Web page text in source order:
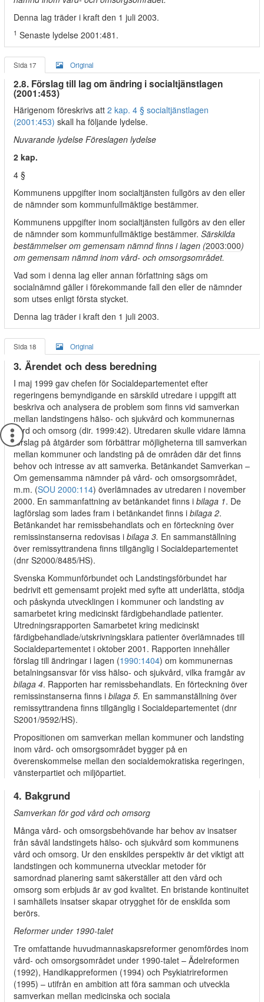
Denna lag träder i kraft den 1 juli 2003.
1 Senaste lydelse 2001:481.
Sida 17 Original
2.8. Förslag till lag om ändring i socialtjänstlagen
(2001:453)
Härigenom föreskrivs att 2 kap. 4 § socialtjänstlagen
(2001:453) skall ha följande lydelse.
Nuvarande lydelse Föreslagen lydelse
2 kap.
4 §
Kommunens uppgifter inom socialtjänsten fullgörs av den eller
de nämnder som kommunfullmäktige bestämmer.
Kommunens uppgifter inom socialtjänsten fullgörs av den eller
de nämnder som kommunfullmäktige bestämmer. Särskilda
bestämmelser om gemensam nämnd finns i lagen (2003:000)
om gemensam nämnd inom vård- och omsorgsområdet.
Vad som i denna lag eller annan författning sägs om
socialnämnd gäller i förekommande fall den eller de nämnder
som utses enligt första stycket.
Denna lag träder i kraft den 1 juli 2003.
Sida 18 Original
3. Ärendet och dess beredning
I maj 1999 gav chefen för Socialdepartementet efter
regeringens bemyndigande en särskild utredare i uppgift att
beskriva och analysera de problem som finns vid samverkan
mellan landstingens hälso- och sjukvård och kommunernas
vård och omsorg (dir. 1999:42). Utredaren skulle vidare lämna
förslag på åtgärder som förbättrar möjligheterna till samverkan
mellan kommuner och landsting på de områden där det finns
behov och intresse av att samverka. Betänkandet Samverkan –
Om gemensamma nämnder på vård- och omsorgsområdet,
m.m. (SOU 2000:114) överlämnades av utredaren i november
2000. En sammanfattning av betänkandet finns i bilaga 1. De
lagförslag som lades fram i betänkandet finns i bilaga 2.
Betänkandet har remissbehandlats och en förteckning över
remissinstanserna redovisas i bilaga 3. En sammanställning
över remissyttrandena finns tillgänglig i Socialdepartementet
(dnr S2000/8485/HS).
Svenska Kommunförbundet och Landstingsförbundet har
bedrivit ett gemensamt projekt med syfte att underlätta, stödja
och påskynda utvecklingen i kommuner och landsting av
samarbetet kring medicinskt färdigbehandlade patienter.
Utredningsrapporten Samarbetet kring medicinskt
färdigbehandlade/utskrivningsklara patienter överlämnades till
Socialdepartementet i oktober 2001. Rapporten innehåller
förslag till ändringar i lagen (1990:1404) om kommunernas
betalningsansvar för viss hälso- och sjukvård, vilka framgår av
bilaga 4. Rapporten har remissbehandlats. En förteckning över
remissinstanserna finns i bilaga 5. En sammanställning över
remissyttrandena finns tillgänglig i Socialdepartementet (dnr
S2001/9592/HS).
Propositionen om samverkan mellan kommuner och landsting
inom vård- och omsorgsområdet bygger på en
överenskommelse mellan den socialdemokratiska regeringen,
vänsterpartiet och miljöpartiet.
4. Bakgrund
Samverkan för god vård och omsorg
Många vård- och omsorgsbehövande har behov av insatser
från såväl landstingets hälso- och sjukvård som kommunens
vård och omsorg. Ur den enskildes perspektiv är det viktigt att
landstingen och kommunerna utvecklar metoder för
samordnad planering samt säkerställer att den vård och
omsorg som erbjuds är av god kvalitet. En bristande kontinuitet
i samhällets insatser skapar otrygghet för de enskilda som
berörs.
Reformer under 1990-talet
Tre omfattande huvudmannaskapsreformer genomfördes inom
vård- och omsorgsområdet under 1990-talet – Ädelreformen
(1992), Handikappreformen (1994) och Psykiatrireformen
(1995) – utifrån en ambition att föra samman och utveckla
samverkan mellan medicinska och sociala